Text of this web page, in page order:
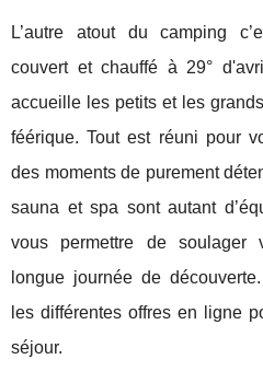
L’autre atout du camping
couvert et chauffé à 29°
accueille les petits et les
féérique. Tout est réuni pour
des moments de purement
sauna et spa sont autant
vous permettre de soulager
longue journée de
les différentes offres en ligne
séjour.